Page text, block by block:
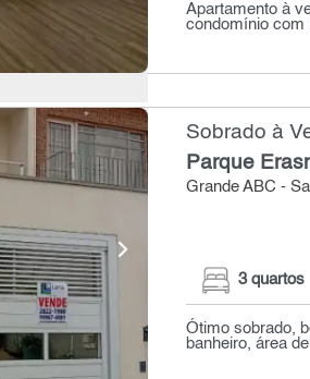
Apartamento à
condomínio com
Sobrado à
Parque
Grande ABC -
3 quartos
Ótimo sobrado,
banheiro, área